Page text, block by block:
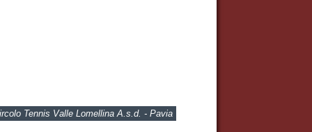
Tennis Valle Lomellina A.s.d. - Pavia